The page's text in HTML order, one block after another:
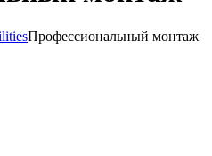
Профессиональный монтаж